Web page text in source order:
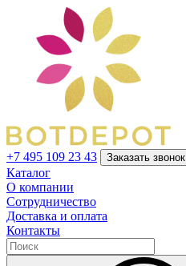
+7 495 109 23 43 Заказать звонок
Каталог
О компании
Сотрудничество
Доставка и оплата
Контакты